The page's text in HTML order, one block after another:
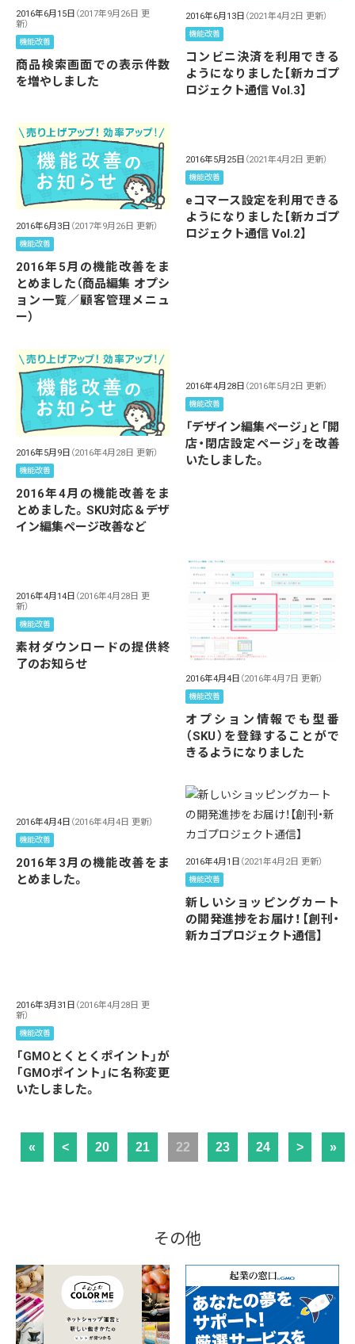
2016年6月15日 （2017年9月26日 更
新）
機能改善
商品検索画面での表示件数
を増やしました
2016年6月13日 （2021年4月2日 更新）
機能改善
コンビニ決済を利用できる
ようになりました【新カゴプ
ロジェクト通信 Vol.3】
2016年6月3日 （2017年9月26日 更新）
機能改善
2016年5月の機能改善をま
とめました（商品編集 オプシ
ョン一覧／顧客管理メニュ
ー）
2016年5月25日 （2021年4月2日 更新）
機能改善
eコマース設定を利用できる
ようになりました【新カゴプ
ロジェクト通信 Vol.2】
2016年5月9日 （2016年4月28日 更新）
機能改善
2016年4月の機能改善をま
とめました。SKU対応＆デザ
イン編集ページ改善など
2016年4月28日 （2016年5月2日 更新）
機能改善
「デザイン編集ページ」と「開
店・閉店設定ページ」を改善
いたしました。
2016年4月14日 （2016年4月28日 更
新）
機能改善
素材ダウンロードの提供終
了のお知らせ
2016年4月4日 （2016年4月7日 更新）
機能改善
オプション情報でも型番
（SKU）を登録することがで
きるようになりました
2016年4月4日 （2016年4月4日 更新）
機能改善
2016年3月の機能改善をま
とめました。
2016年4月1日 （2021年4月2日 更新）
機能改善
新しいショッピングカート
の開発進捗をお届け！【創刊・
新カゴプロジェクト通信】
2016年3月31日 （2016年4月28日 更
新）
機能改善
「GMOとくとくポイント」が
「GMOポイント」に名称変更
いたしました。
« < 20 21 22 23 24 > »
その他